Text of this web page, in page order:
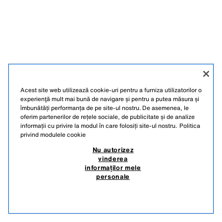
Acest site web utilizează cookie-uri pentru a furniza utilizatorilor o
experienţă mult mai bună de navigare și pentru a putea măsura și
îmbunătăți performanța de pe site-ul nostru. De asemenea, le
oferim partenerilor de rețele sociale, de publicitate și de analize
informații cu privire la modul în care folosiți site-ul nostru. Politica
privind modulele cookie
Nu autorizez
vinderea
informaților mele
personale